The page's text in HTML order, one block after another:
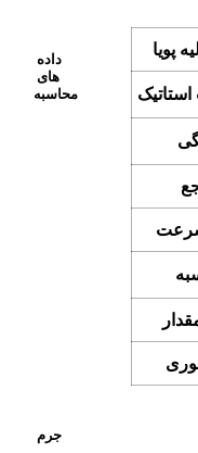
داده
های
محاسبه
پویا
استاتیک
جرم